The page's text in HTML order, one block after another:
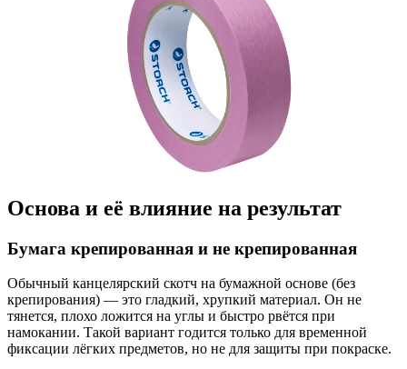
Основа и её влияние на результат
Бумага крепированная и не крепированная
Обычный канцелярский скотч на бумажной основе (без
крепирования) — это гладкий, хрупкий материал. Он не
тянется, плохо ложится на углы и быстро рвётся при
намокании. Такой вариант годится только для временной
фиксации лёгких предметов, но не для защиты при покраске.